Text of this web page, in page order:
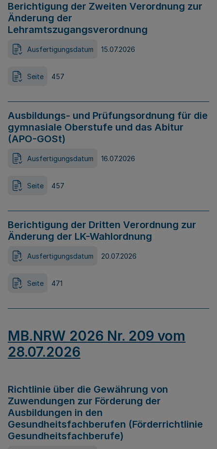
Berichtigung der Zweiten Verordnung zur
Änderung der
Lehramtszugangsverordnung
Ausfertigungsdatum 15.07.2026
Seite 457
Ausbildungs- und Prüfungsordnung für die
gymnasiale Oberstufe und das Abitur
(APO-GOSt)
Ausfertigungsdatum 16.07.2026
Seite 457
Berichtigung der Dritten Verordnung zur
Änderung der LK-Wahlordnung
Ausfertigungsdatum 20.07.2026
Seite 471
MB.NRW 2026 Nr. 209 vom
28.07.2026
Richtlinie über die Gewährung von
Zuwendungen zur Förderung der
Ausbildungen in den
Gesundheitsfachberufen (Förderrichtlinie
Gesundheitsfachberufe)